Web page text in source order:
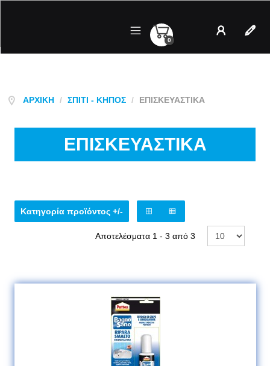
Λογαριασμός
0
ΑΡΧΙΚΉ / ΣΠΊΤΙ - ΚΉΠΟΣ / ΕΠΙΣΚΕΥΑΣΤΙΚΑ
ΕΠΙΣΚΕΥΑΣΤΙΚΑ
Κατηγορία προϊόντος +/-
Αποτελέσματα 1 - 3 από 3